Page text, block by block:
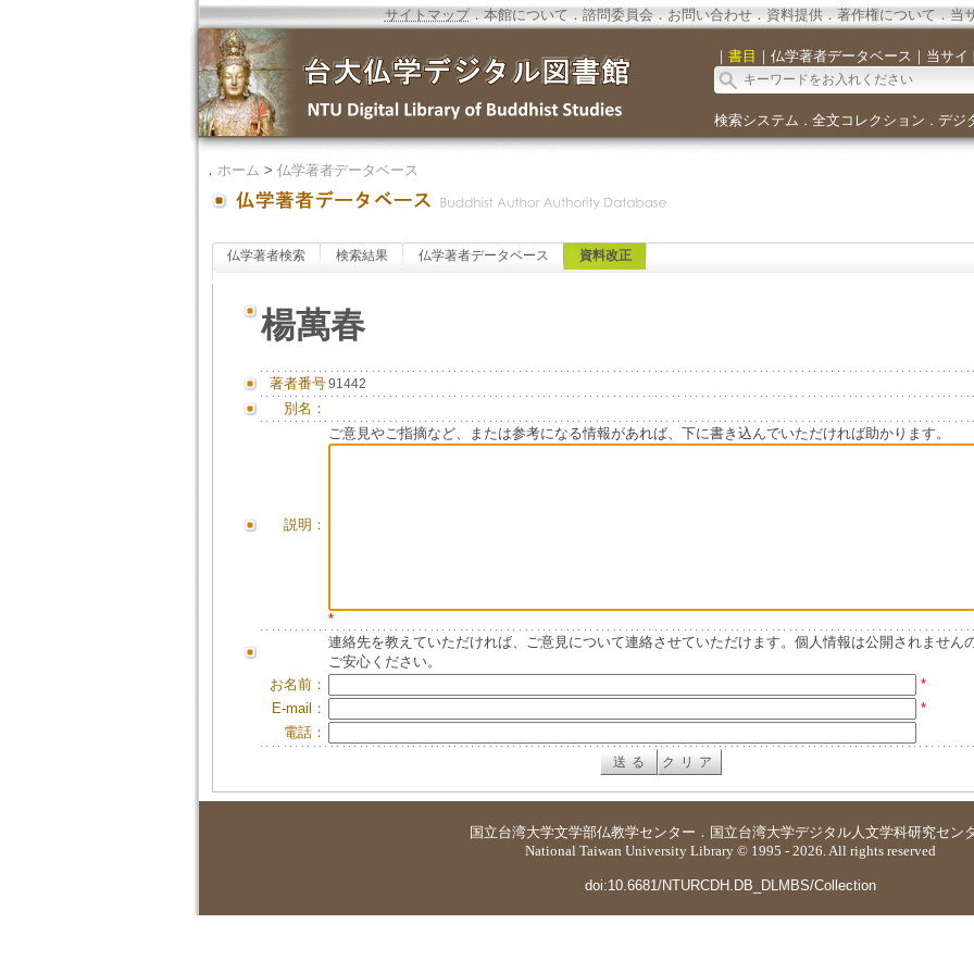
サイトマップ．本館について．諮問委員会． お問い合わせ． 資料提供．著作権について．当
｜ 書目 ｜ 仏学著者データベース ｜ 当サイ
検索システム ． 全文コレクション ． デジ
． ホーム > 仏学著者データベース
仏学著者検索 検索結果 仏学著者データベース 資料改正
楊萬春
著者番号91442
別名：
説明：
ご意見やご指摘など、または参考になる情報があれば、下に書き込んでいただければ助かります。
*
連絡先を教えていただければ、ご意見について連絡させていただけます。個人情報は公開されません
ご安心ください。
お名前：
*
E-mail：
*
電話：
国立台湾大学文学部仏教学センター ． 国立台湾大学デジタル人文学科研究セン
National Taiwan University Library © 1995 - 2026. All rights reserved
doi:10.6681/NTURCDH.DB_DLMBS/Collection